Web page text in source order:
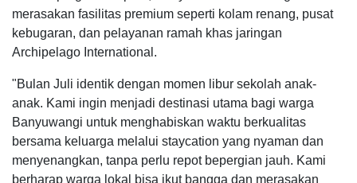
merasakan fasilitas premium seperti kolam renang, pusat
kebugaran, dan pelayanan ramah khas jaringan
Archipelago International.
"Bulan Juli identik dengan momen libur sekolah anak-
anak. Kami ingin menjadi destinasi utama bagi warga
Banyuwangi untuk menghabiskan waktu berkualitas
bersama keluarga melalui staycation yang nyaman dan
menyenangkan, tanpa perlu repot bepergian jauh. Kami
berharap warga lokal bisa ikut bangga dan merasakan